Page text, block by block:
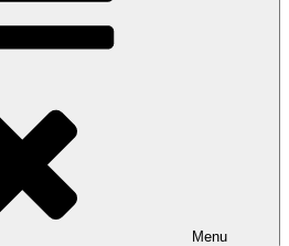
Menu